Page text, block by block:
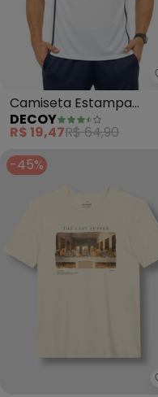
Camiseta Estampa
Masculina (Branco)
DECOY
R$ 19,47R$ 64,90
-45%